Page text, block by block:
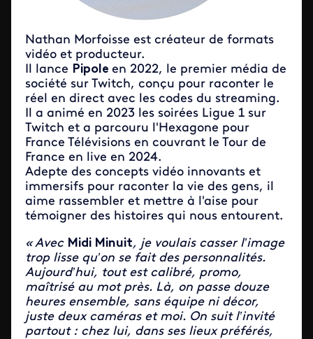
Nathan Morfoisse est créateur de formats
vidéo et producteur.
Il lance Pipole en 2022, le premier média de
société sur Twitch, conçu pour raconter le
réel en direct avec les codes du streaming.
Il a animé en 2023 les soirées Ligue 1 sur
Twitch et a parcouru l'Hexagone pour
France Télévisions en couvrant le Tour de
France en live en 2024.
Adepte des concepts vidéo innovants et
immersifs pour raconter la vie des gens, il
aime rassembler et mettre à l'aise pour
témoigner des histoires qui nous entourent.
« Avec Midi Minuit, je voulais casser l’image
trop lisse qu’on se fait des personnalités.
Aujourd’hui, tout est calibré, promo,
maîtrisé au mot près. Là, on passe douze
heures ensemble, sans équipe ni décor,
juste deux caméras et moi. On suit l’invité
partout : chez lui, dans ses lieux préférés,